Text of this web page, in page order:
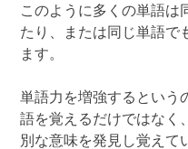
このように多くの単語は
たり、または同じ単語で
ます。
単語力を増強するという
語を覚えるだけではなく
別な意味を発見し覚えて